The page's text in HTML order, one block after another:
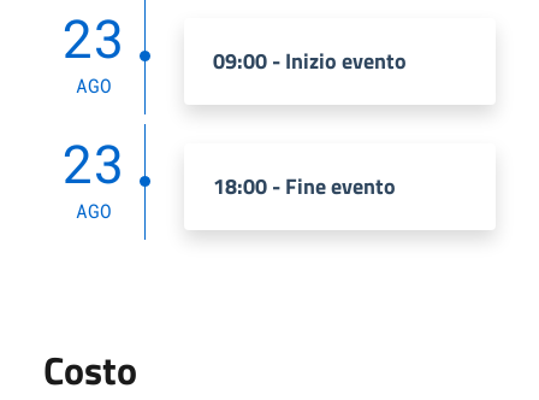
23
AGO
09:00 - Inizio evento
23
AGO
18:00 - Fine evento
Costo